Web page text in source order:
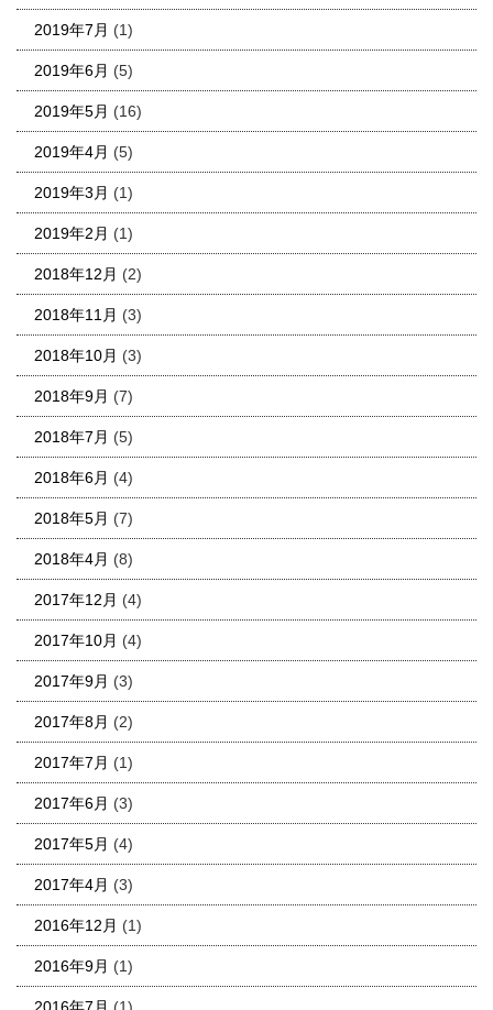
2019年7月 (1)
2019年6月 (5)
2019年5月 (16)
2019年4月 (5)
2019年3月 (1)
2019年2月 (1)
2018年12月 (2)
2018年11月 (3)
2018年10月 (3)
2018年9月 (7)
2018年7月 (5)
2018年6月 (4)
2018年5月 (7)
2018年4月 (8)
2017年12月 (4)
2017年10月 (4)
2017年9月 (3)
2017年8月 (2)
2017年7月 (1)
2017年6月 (3)
2017年5月 (4)
2017年4月 (3)
2016年12月 (1)
2016年9月 (1)